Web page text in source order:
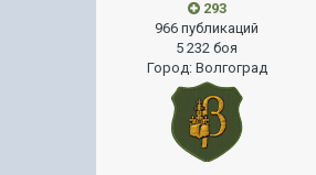
293
966 публикаций
5 232 боя
Город: Волгоград